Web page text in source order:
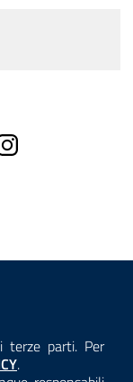
terze parti. Per
.